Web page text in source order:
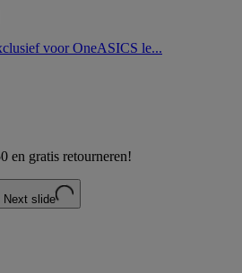
voor OneASICS le...
en gratis retourneren!
Next slide